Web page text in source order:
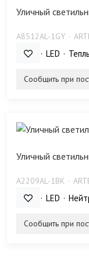
Уличный
A8512AL-1GY
12 Bт LED
Сообщить при
Уличный
A2209AL-1BK
12 Bт LED
Сообщить при